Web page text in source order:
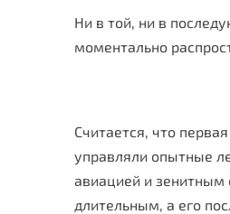
Ни в той, ни в
моментально
Считается, что
управляли опытные
авиацией и зенитным
длительным, а его